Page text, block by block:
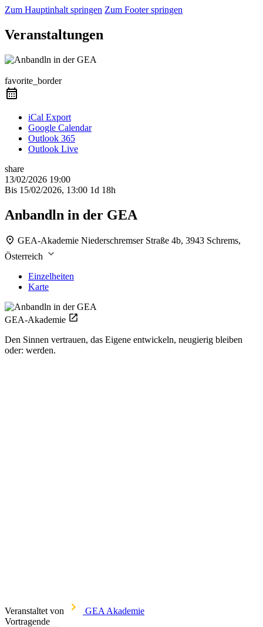
Zum Hauptinhalt springen Zum Footer springen
Veranstaltungen
favorite_border
iCal Export
Google Calendar
Outlook 365
Outlook Live
share
13/02/2026 19:00
Bis 15/02/2026, 13:00 1d 18h
Anbandln in der GEA
GEA-Akademie Niederschremser Straße 4b, 3943 Schrems,
Österreich
Einzelheiten
Karte
GEA-Akademie
Den Sinnen vertrauen, das Eigene entwickeln, neugierig bleiben
oder: werden.
Veranstaltet von
GEA Akademie
Vortragende